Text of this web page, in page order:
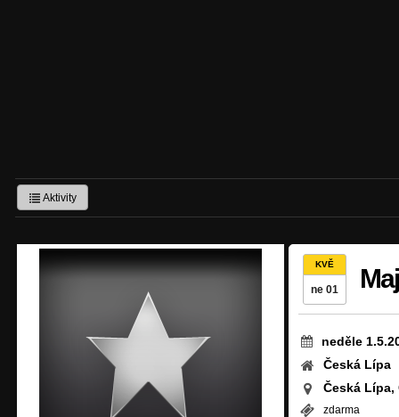
Aktivity
KVĚ
ne 01
neděle
Česká Lípa
Česká Lípa,
zdarma